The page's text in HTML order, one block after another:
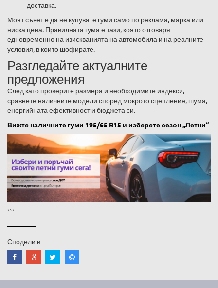
доставка.
Моят съвет е да не купувате гуми само по реклама, марка или
ниска цена. Правилната гума е тази, която отговаря
едновременно на изискванията на автомобила и на реалните
условия, в които шофирате.
Разгледайте актуалните
предложения
След като проверите размера и необходимите индекси,
сравнете наличните модели според мокрото сцепление, шума,
енергийната ефективност и бюджета си.
Вижте наличните гуми 195/65 R15 и изберете сезон „Летни“
```
Сподели в